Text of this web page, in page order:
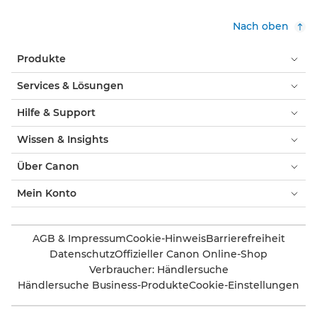
Nach oben
Produkte
Services & Lösungen
Hilfe & Support
Wissen & Insights
Über Canon
Mein Konto
AGB & ImpressumCookie-HinweisBarrierefreiheit
DatenschutzOffizieller Canon Online-Shop
Verbraucher: Händlersuche
Händlersuche Business-ProdukteCookie-Einstellungen